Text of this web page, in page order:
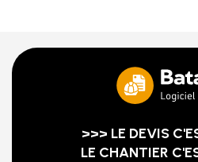
>>> LE DEVIS
LE CHANTIER